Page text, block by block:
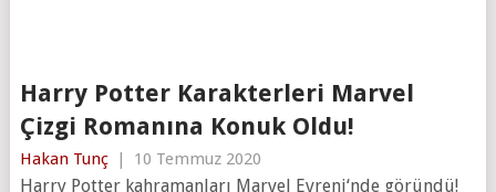
Harry Potter Karakterleri Marvel
Çizgi Romanına Konuk Oldu!
Hakan Tunç | 10 Temmuz 2020
Harry Potter kahramanları Marvel Evreni‘nde göründü!